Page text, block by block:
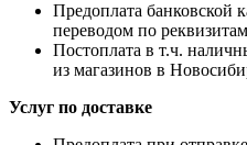
Предоплата банковской
переводом по реквизитам
Постоплата в т.ч.
из магазинов в
Услуг по доставке